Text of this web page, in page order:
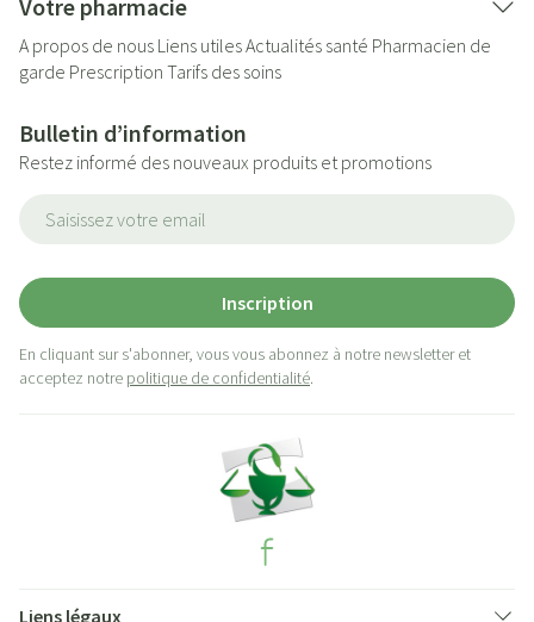
Votre pharmacie
A propos de nous Liens utilesActualités santé Pharmacien de
garde Prescription Tarifs des soins
Bulletin d’information
Restez informé des nouveaux produits et promotions
Inscription
En cliquant sur s'abonner, vous vous abonnez à notre newsletter et
acceptez notre politique de confidentialité.
Liens légaux